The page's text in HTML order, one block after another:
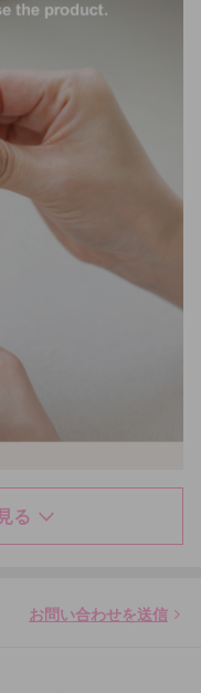
る
お問い合わせを送信